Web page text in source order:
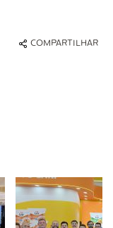
COMPARTILHAR